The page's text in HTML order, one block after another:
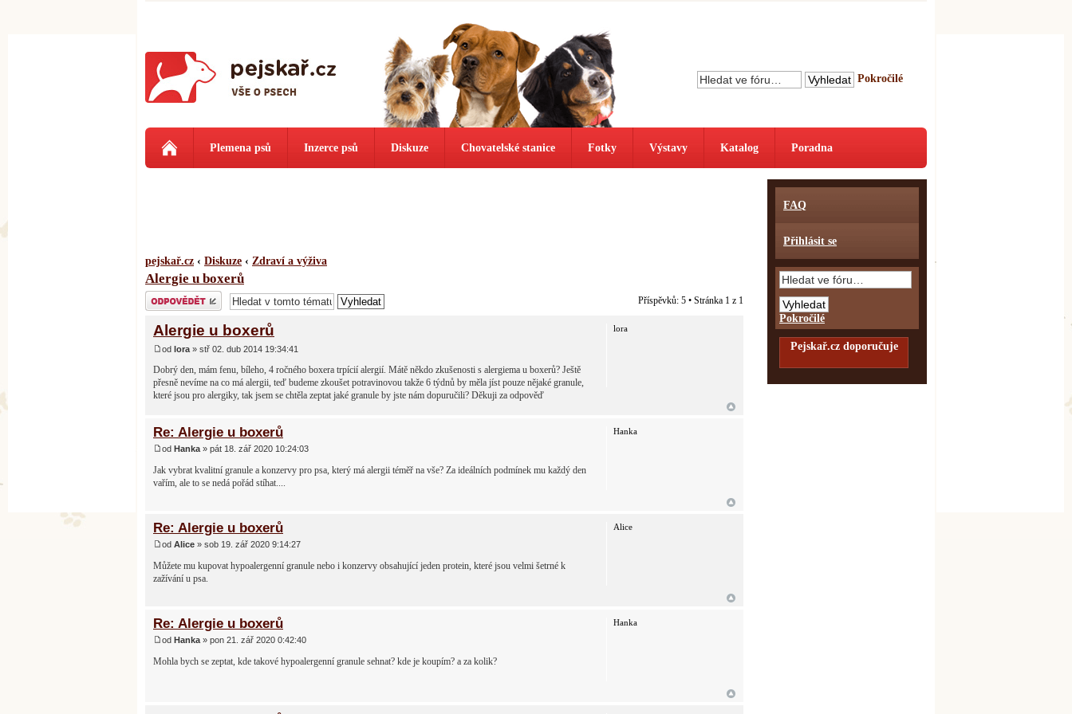
Pokročilé
Plemena psů Inzerce psů Diskuze Chovatelské stanice Fotky Výstavy Katalog Poradna
pejskař.cz ‹ Diskuze ‹ Zdraví a výživa
Alergie u boxerů
Odeslat odpověď Příspěvků: 5 • Stránka 1 z 1
Alergie u boxerů
od lora » stř 02. dub 2014 19:34:41
Dobrý den, mám fenu, bíleho, 4 ročného boxera trpícií alergií. Mátě někdo zkušenosti s alergiema u boxerů? Ještě
přesně nevíme na co má alergii, teď budeme zkoušet potravinovou takže 6 týdnů by měla jíst pouze nějaké granule,
které jsou pro alergiky, tak jsem se chtěla zeptat jaké granule by jste nám dopuručili? Děkuji za odpověď
lora
Re: Alergie u boxerů
od Hanka » pát 18. zář 2020 10:24:03
Jak vybrat kvalitní granule a konzervy pro psa, který má alergii téměř na vše? Za ideálních podmínek mu každý den
vařím, ale to se nedá pořád stíhat....
Hanka
Re: Alergie u boxerů
od Alice » sob 19. zář 2020 9:14:27
Můžete mu kupovat hypoalergenní granule nebo i konzervy obsahující jeden protein, které jsou velmi šetrné k
zažívání u psa.
Alice
Re: Alergie u boxerů
od Hanka » pon 21. zář 2020 0:42:40
Mohla bych se zeptat, kde takové hypoalergenní granule sehnat? kde je koupím? a za kolik?
Hanka
FAQ
Přihlásit se
Pokročilé
Pejskař.cz doporučuje